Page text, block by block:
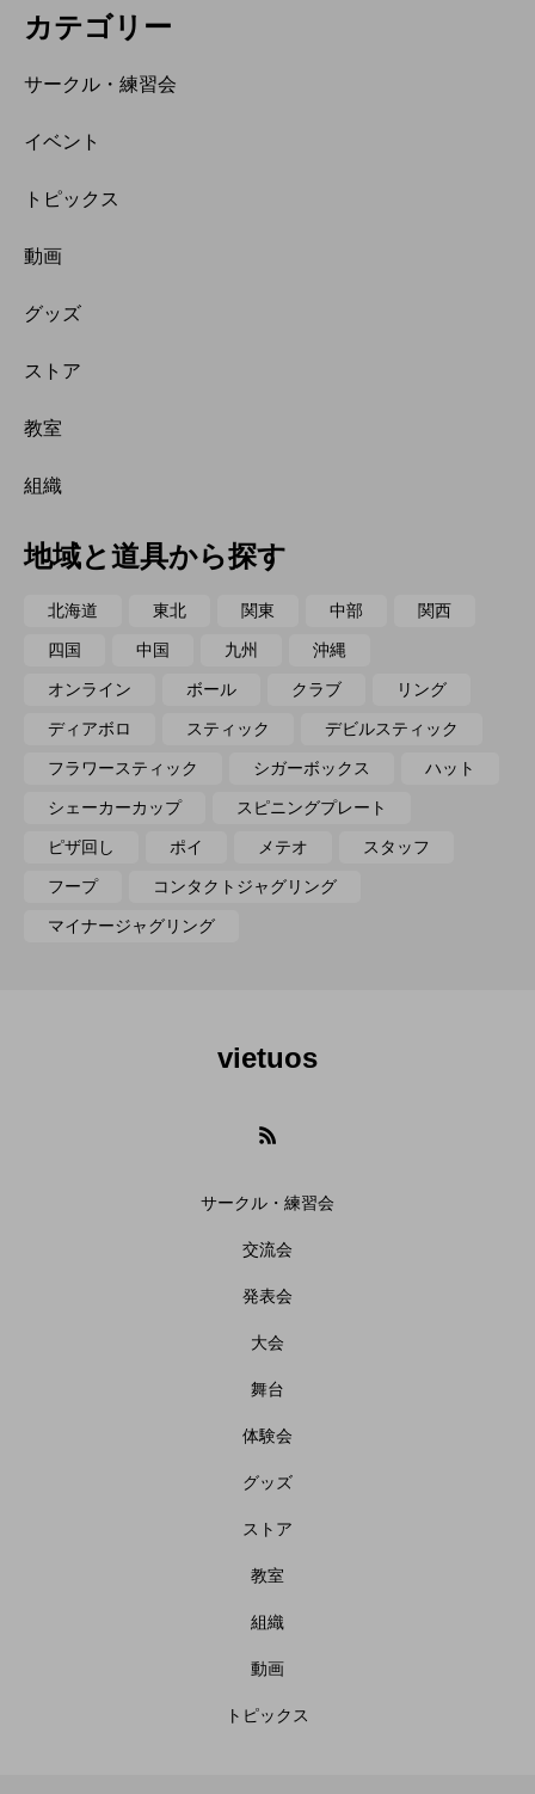
カテゴリー
サークル・練習会
イベント
トピックス
動画
グッズ
ストア
教室
組織
地域と道具から探す
北海道 東北 関東 中部 関西
四国 中国 九州 沖縄
オンライン ボール クラブ リング
ディアボロ スティック デビルスティック
フラワースティック シガーボックス ハット
シェーカーカップ スピニングプレート
ピザ回し ポイ メテオ スタッフ
フープ コンタクトジャグリング
マイナージャグリング
vietuos
サークル・練習会
交流会
発表会
大会
舞台
体験会
グッズ
ストア
教室
組織
動画
トピックス